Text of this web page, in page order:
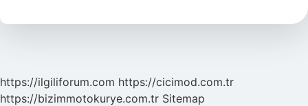
https://ilgiliforum.com https://cicimod.com.tr
https://bizimmotokurye.com.tr Sitemap